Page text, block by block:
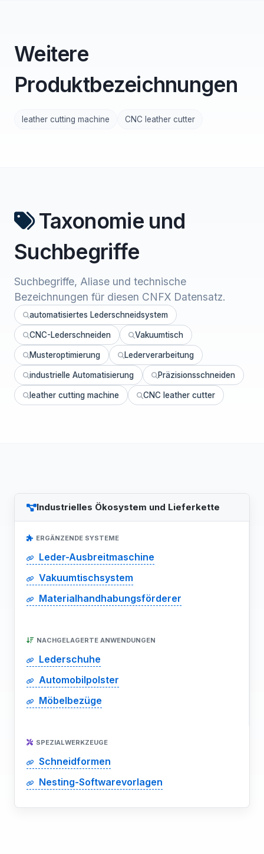
Weitere
Produktbezeichnungen
leather cutting machine CNC leather cutter
Taxonomie und
Suchbegriffe
Suchbegriffe, Aliase und technische
Bezeichnungen für diesen CNFX Datensatz.
automatisiertes Lederschneidsystem
CNC-Lederschneiden Vakuumtisch
Musteroptimierung Lederverarbeitung
industrielle Automatisierung Präzisionsschneiden
leather cutting machine CNC leather cutter
Industrielles Ökosystem und Lieferkette
ERGÄNZENDE SYSTEME
Leder-Ausbreitmaschine
Vakuumtischsystem
Materialhandhabungsförderer
NACHGELAGERTE ANWENDUNGEN
Lederschuhe
Automobilpolster
Möbelbezüge
SPEZIALWERKZEUGE
Schneidformen
Nesting-Softwarevorlagen